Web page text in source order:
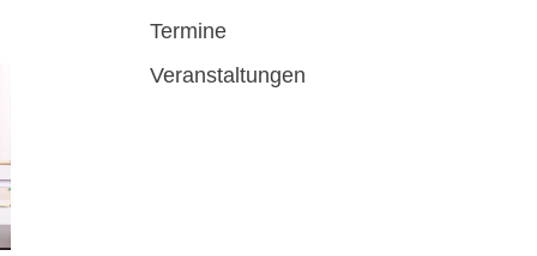
Termine
Veranstaltungen